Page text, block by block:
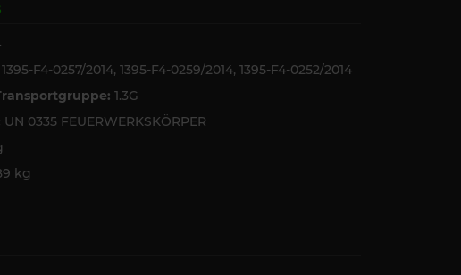
1395-F4-0257/2014, 1395-F4-0259/2014, 1395-F4-0252/2014
1.3G
UN 0335 FEUERWERKSKÖRPER
kg